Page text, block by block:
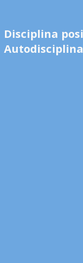
Disciplina
Autodisciplina